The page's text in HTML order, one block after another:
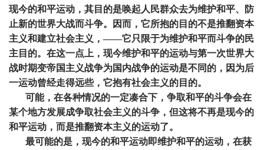
现今的和平运动，其目的是唤起人民群众去为维护和平、防
止新的世界大战而斗争。因而，它所抱的目的不是推翻资本
主义和建立社会主义，——它只限于为维护和平而斗争的民
主目的。在这一点上，现今维护和平的运动与第一次世界大
战时期变帝国主义战争为国内战争的运动是不同的，因为后
一运动曾经走得远些，它抱有社会主义的目的。
可能，在各种情况的一定凑合下，争取和平的斗争会在
某个地方发展成争取社会主义的斗争，但这将不再是现今的
和平运动，而是推翻资本主义的运动了。
最可能的是，现今的和平运动即维护和平的运动，在获